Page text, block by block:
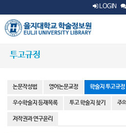
LOGIN
투고규정
논문작성법 영어논문교정 학술지 투고규정
우수학술지 등재목록 투고 학술지 찾기 주
저작권과 연구윤리